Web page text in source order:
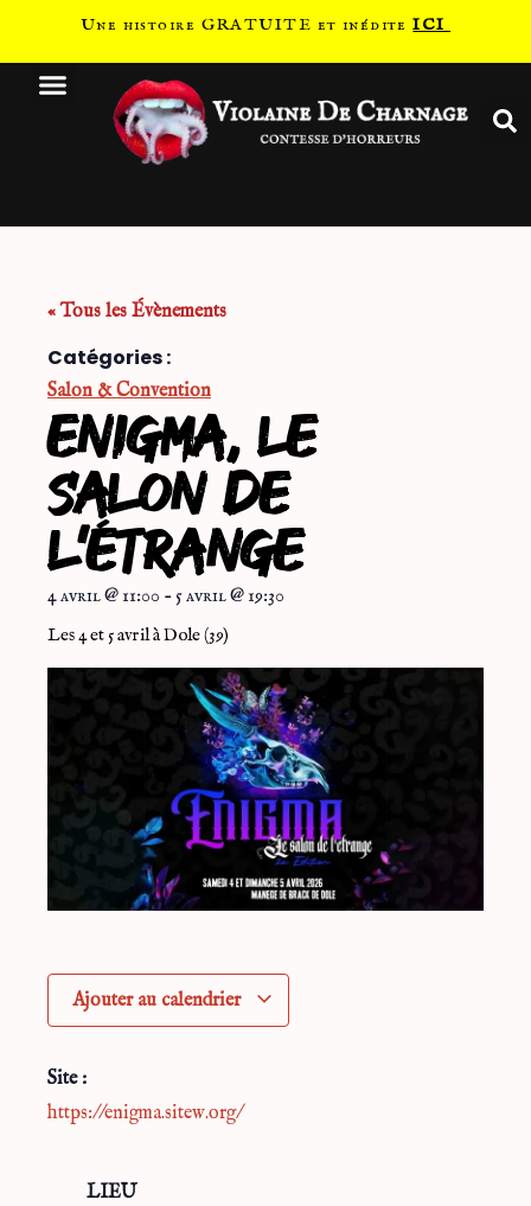
Une histoire GRATUITE et inéditeICI
« Tous les Évènements
Catégories :
Salon & Convention
Enigma, le
salon de
l’étrange
4 avril@11:00 - 5 avril@19:30
Les 4 et 5 avril à Dole (39)
Ajouter au calendrier
Site :
https://enigma.sitew.org/
LIEU